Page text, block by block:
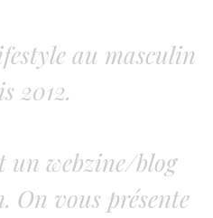
au masculin
2012.
un webzine/blog
On vous présente